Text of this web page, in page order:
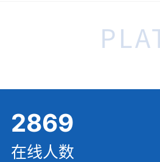
2869
在线人数